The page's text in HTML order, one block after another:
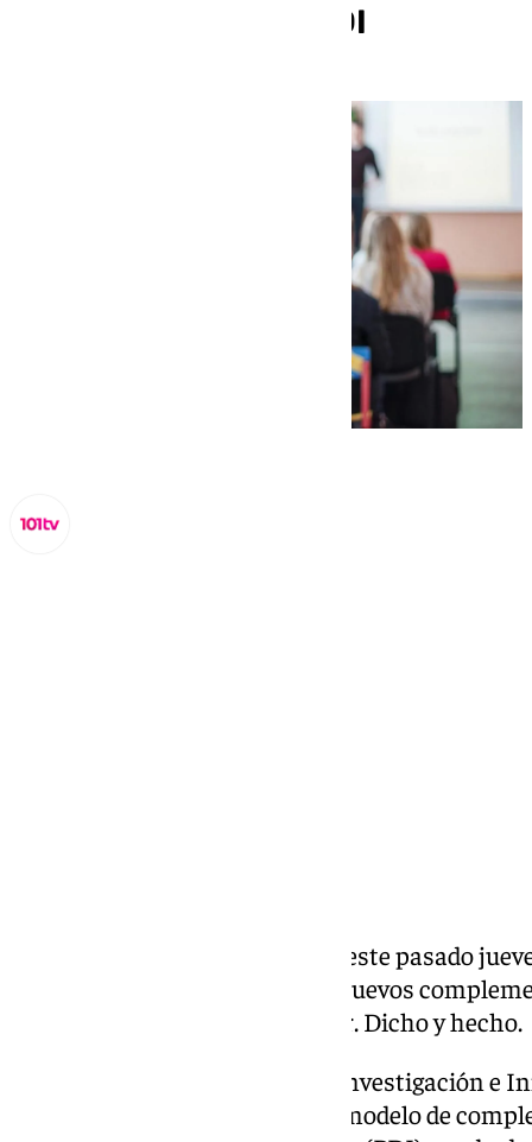
autonómicos para PDI
El presidente andaluz anunció este pasado
la convocatoria de los nuevos
personal docente e investigador. Dicho y hecho.
, Investigación e
convocatoria acogida al nuevo modelo de